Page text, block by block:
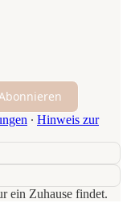
∙ Hinweis zur
ein Zuhause findet.